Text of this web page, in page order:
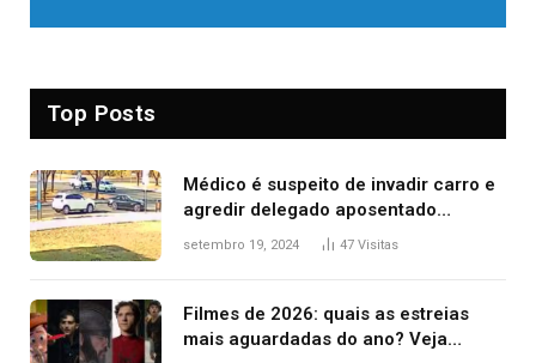
Top Posts
Médico é suspeito de invadir carro e
agredir delegado aposentado
durante confusão no trânsito
setembro 19, 2024 47 Visitas
Filmes de 2026: quais as estreias
mais aguardadas do ano? Veja